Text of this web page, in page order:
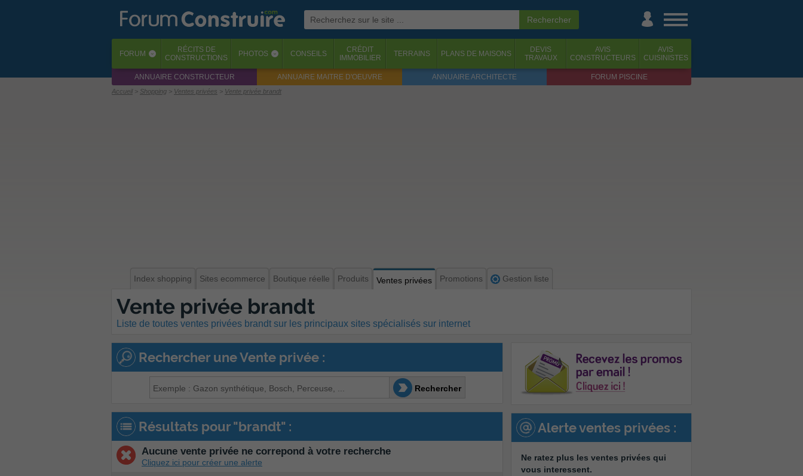
FORUM ‹ RÉCITS DE
CONSTRUCTIONS
PHOTOS ‹ CONSEILS
CRÉDIT
IMMOBILIER
TERRAINS PLANS DE MAISONS
DEVIS
TRAVAUX
AVIS
CONSTRUCTEURS
AVIS
CUISINISTES
ANNUAIRE CONSTRUCTEUR ANNUAIRE MAITRE D'OEUVRE ANNUAIRE ARCHITECTE FORUM PISCINE
Accueil Shopping Ventes privées Vente privée brandt
Index shopping Sites ecommerce Boutique réelle Produits Ventes privées Promotions Gestion liste
Vente privée brandt
Liste de toutes ventes privées brandt sur les principaux sites spécialisés sur internet
Rechercher une Vente privée :
Rechercher
Résultats pour "brandt" :
Aucune vente privée ne correpond à votre recherche
Cliquez ici pour créer une alerte
Alerte ventes privées :
Ne ratez plus les ventes privées qui
vous interessent.